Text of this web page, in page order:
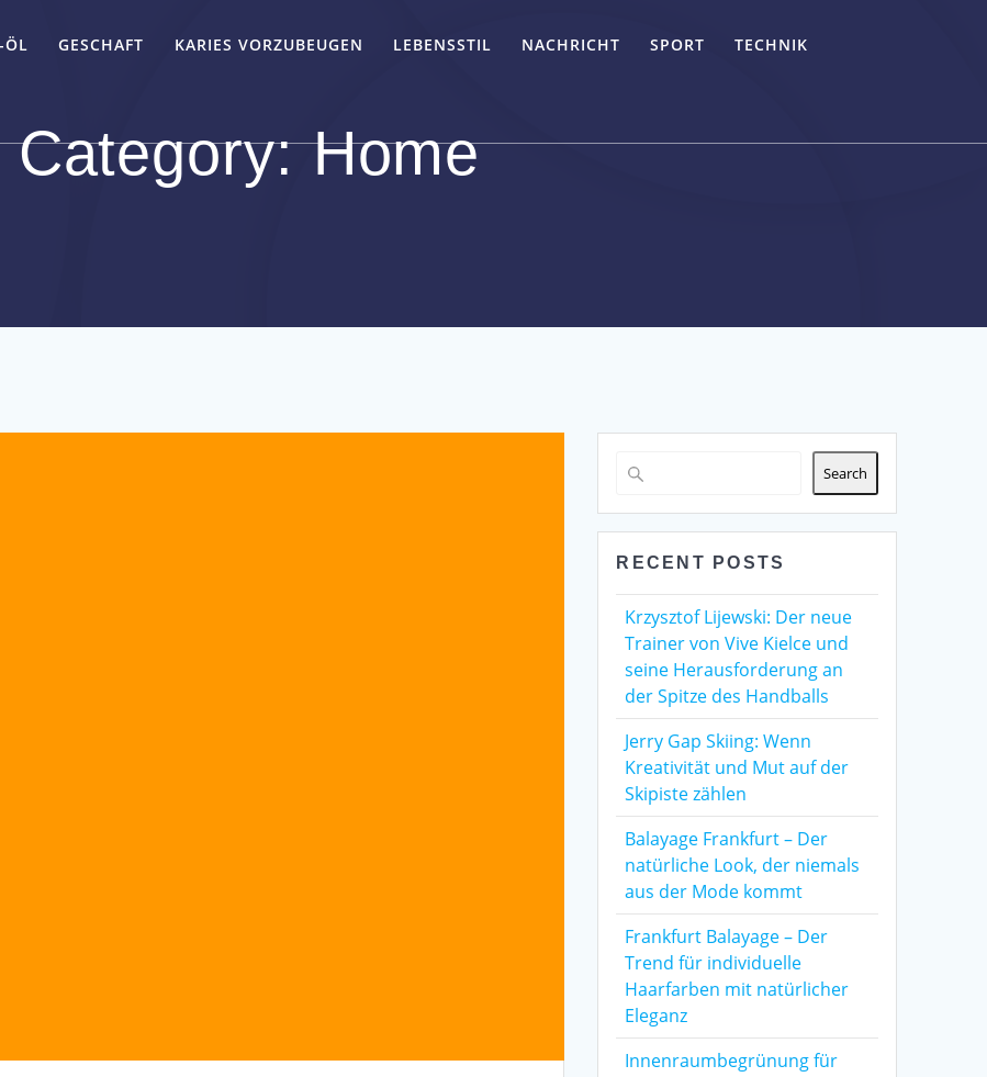
ÖL GESCHAFT KARIES VORZUBEUGEN LEBENSSTIL NACHRICHT SPORT TECHNIK
Category:Home
Search
RECENT POSTS
Krzysztof Lijewski: Der neue
Trainer von Vive Kielce und
seine Herausforderung an
der Spitze des Handballs
Jerry Gap Skiing: Wenn
Kreativität und Mut auf der
Skipiste zählen
Balayage Frankfurt – Der
natürliche Look, der niemals
aus der Mode kommt
Frankfurt Balayage – Der
Trend für individuelle
Haarfarben mit natürlicher
Eleganz
Innenraumbegrünung für